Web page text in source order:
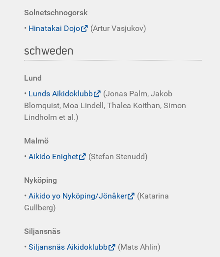
Solnetschnogorsk
• Hinatakai Dojo (Artur Vasjukov)
schweden
Lund
• Lunds Aikidoklubb
(Jonas Palm, Jakob
Blomquist, Moa Lindell, Thalea Koithan, Simon
Lindholm et al.)
Malmö
• Aikido Enighet (Stefan Stenudd)
Nyköping
• Aikido yo Nyköping/Jönåker
(Katarina
Gullberg)
Siljansnäs
• Siljansnäs Aikidoklubb (Mats Ahlin)